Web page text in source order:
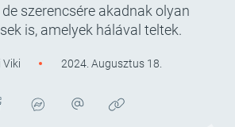
szerencsére akadnak olyan
is, amelyek hálával teltek.
Viki 2024. Augusztus 18.